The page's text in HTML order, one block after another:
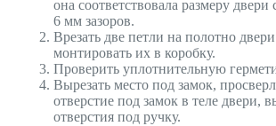
она соответствовала размеру двери
6 мм зазоров.
Врезать две петли на полотно
монтировать их в коробку.
Проверить уплотнительную
Вырезать место под замок,
отверстие под замок в теле двери,
отверстия под ручку.